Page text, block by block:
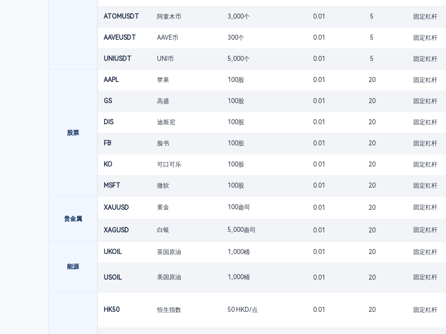
ATOMUSDT 阿童木币 3,000个 0.01 5 固定杠杆
AAVEUSDT AAVE币 300个 0.01 5 固定杠杆
UNIUSDT UNI币 5,000个 0.01 5 固定杠杆
股票
AAPL 苹果 100股 0.01 20 固定杠杆
GS 高盛 100股 0.01 20 固定杠杆
DIS 迪斯尼 100股 0.01 20 固定杠杆
FB 脸书 100股 0.01 20 固定杠杆
KO 可口可乐 100股 0.01 20 固定杠杆
MSFT 微软 100股 0.01 20 固定杠杆
贵金属
XAUUSD 黄金 100盎司 0.01 20 固定杠杆
XAGUSD 白银 5,000盎司 0.01 20 固定杠杆
能源
UKOIL 英国原油 1,000桶 0.01 20 固定杠杆
USOIL 美国原油 1,000桶 0.01 20 固定杠杆
HK50 恒生指数 50 HKD/点 0.01 20 固定杠杆